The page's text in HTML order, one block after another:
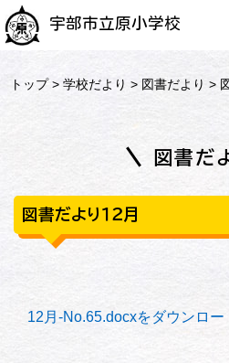
宇部市立原小学校
トップ>学校だより > 図書だより >
図書だ
図書だより１２月
12月-No.65.docxをダウンロー